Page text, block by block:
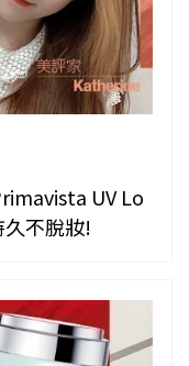
UV Lo
不脫妝!